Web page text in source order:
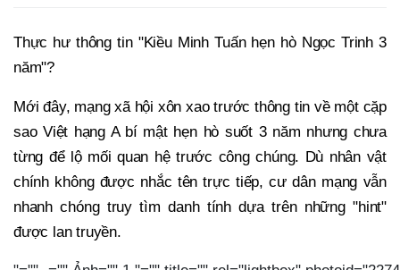
Thực hư thông tin "Kiều Minh Tuấn hẹn hò Ngọc Trinh 3
năm"?
Mới đây, mạng xã hội xôn xao trước thông tin về một cặp
sao Việt hạng A bí mật hẹn hò suốt 3 năm nhưng chưa
từng để lộ mối quan hệ trước công chúng. Dù nhân vật
chính không được nhắc tên trực tiếp, cư dân mạng vẫn
nhanh chóng truy tìm danh tính dựa trên những "hint"
được lan truyền.